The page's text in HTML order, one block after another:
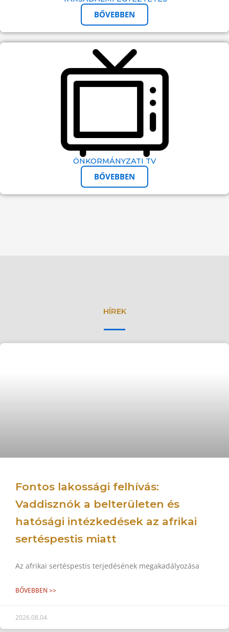
BŐVEBBEN
ÖNKORMÁNYZATI TV
BŐVEBBEN
HÍREK
Fontos lakossági felhívás:
Vaddisznók a belterületen és
hatósági intézkedések az afrikai
sertéspestis miatt
Az afrikai sertéspestis terjedésének megakadályozása
BŐVEBBEN >>
2026.08.04.